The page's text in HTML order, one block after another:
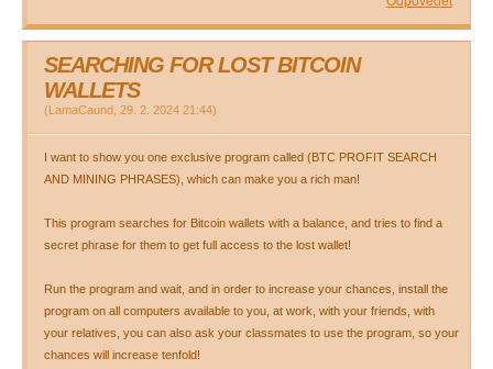
SEARCHING FOR LOST BITCOIN
WALLETS
(LamaCaund 29. 2. 2024 21:44)
I want to show you one exclusive program called (BTC PROFIT SEARCH
AND MINING PHRASES), which can make you a rich man!
This program searches for Bitcoin wallets with a balance, and tries to find a
secret phrase for them to get full access to the lost wallet!
Run the program and wait, and in order to increase your chances, install the
program on all computers available to you, at work, with your friends, with
your relatives, you can also ask your classmates to use the program, so your
chances will increase tenfold!